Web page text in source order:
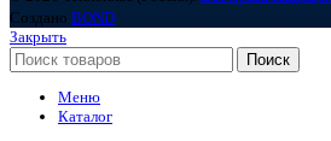
Создано BOND
Закрыть
Поиск
Меню
Каталог